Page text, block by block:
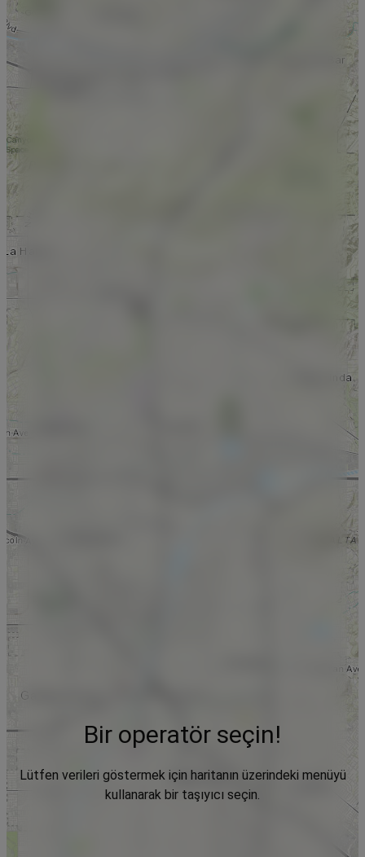
Bir operatör seçin!
Lütfen verileri göstermek için haritanın üzerindeki menüyü
kullanarak bir taşıyıcı seçin.